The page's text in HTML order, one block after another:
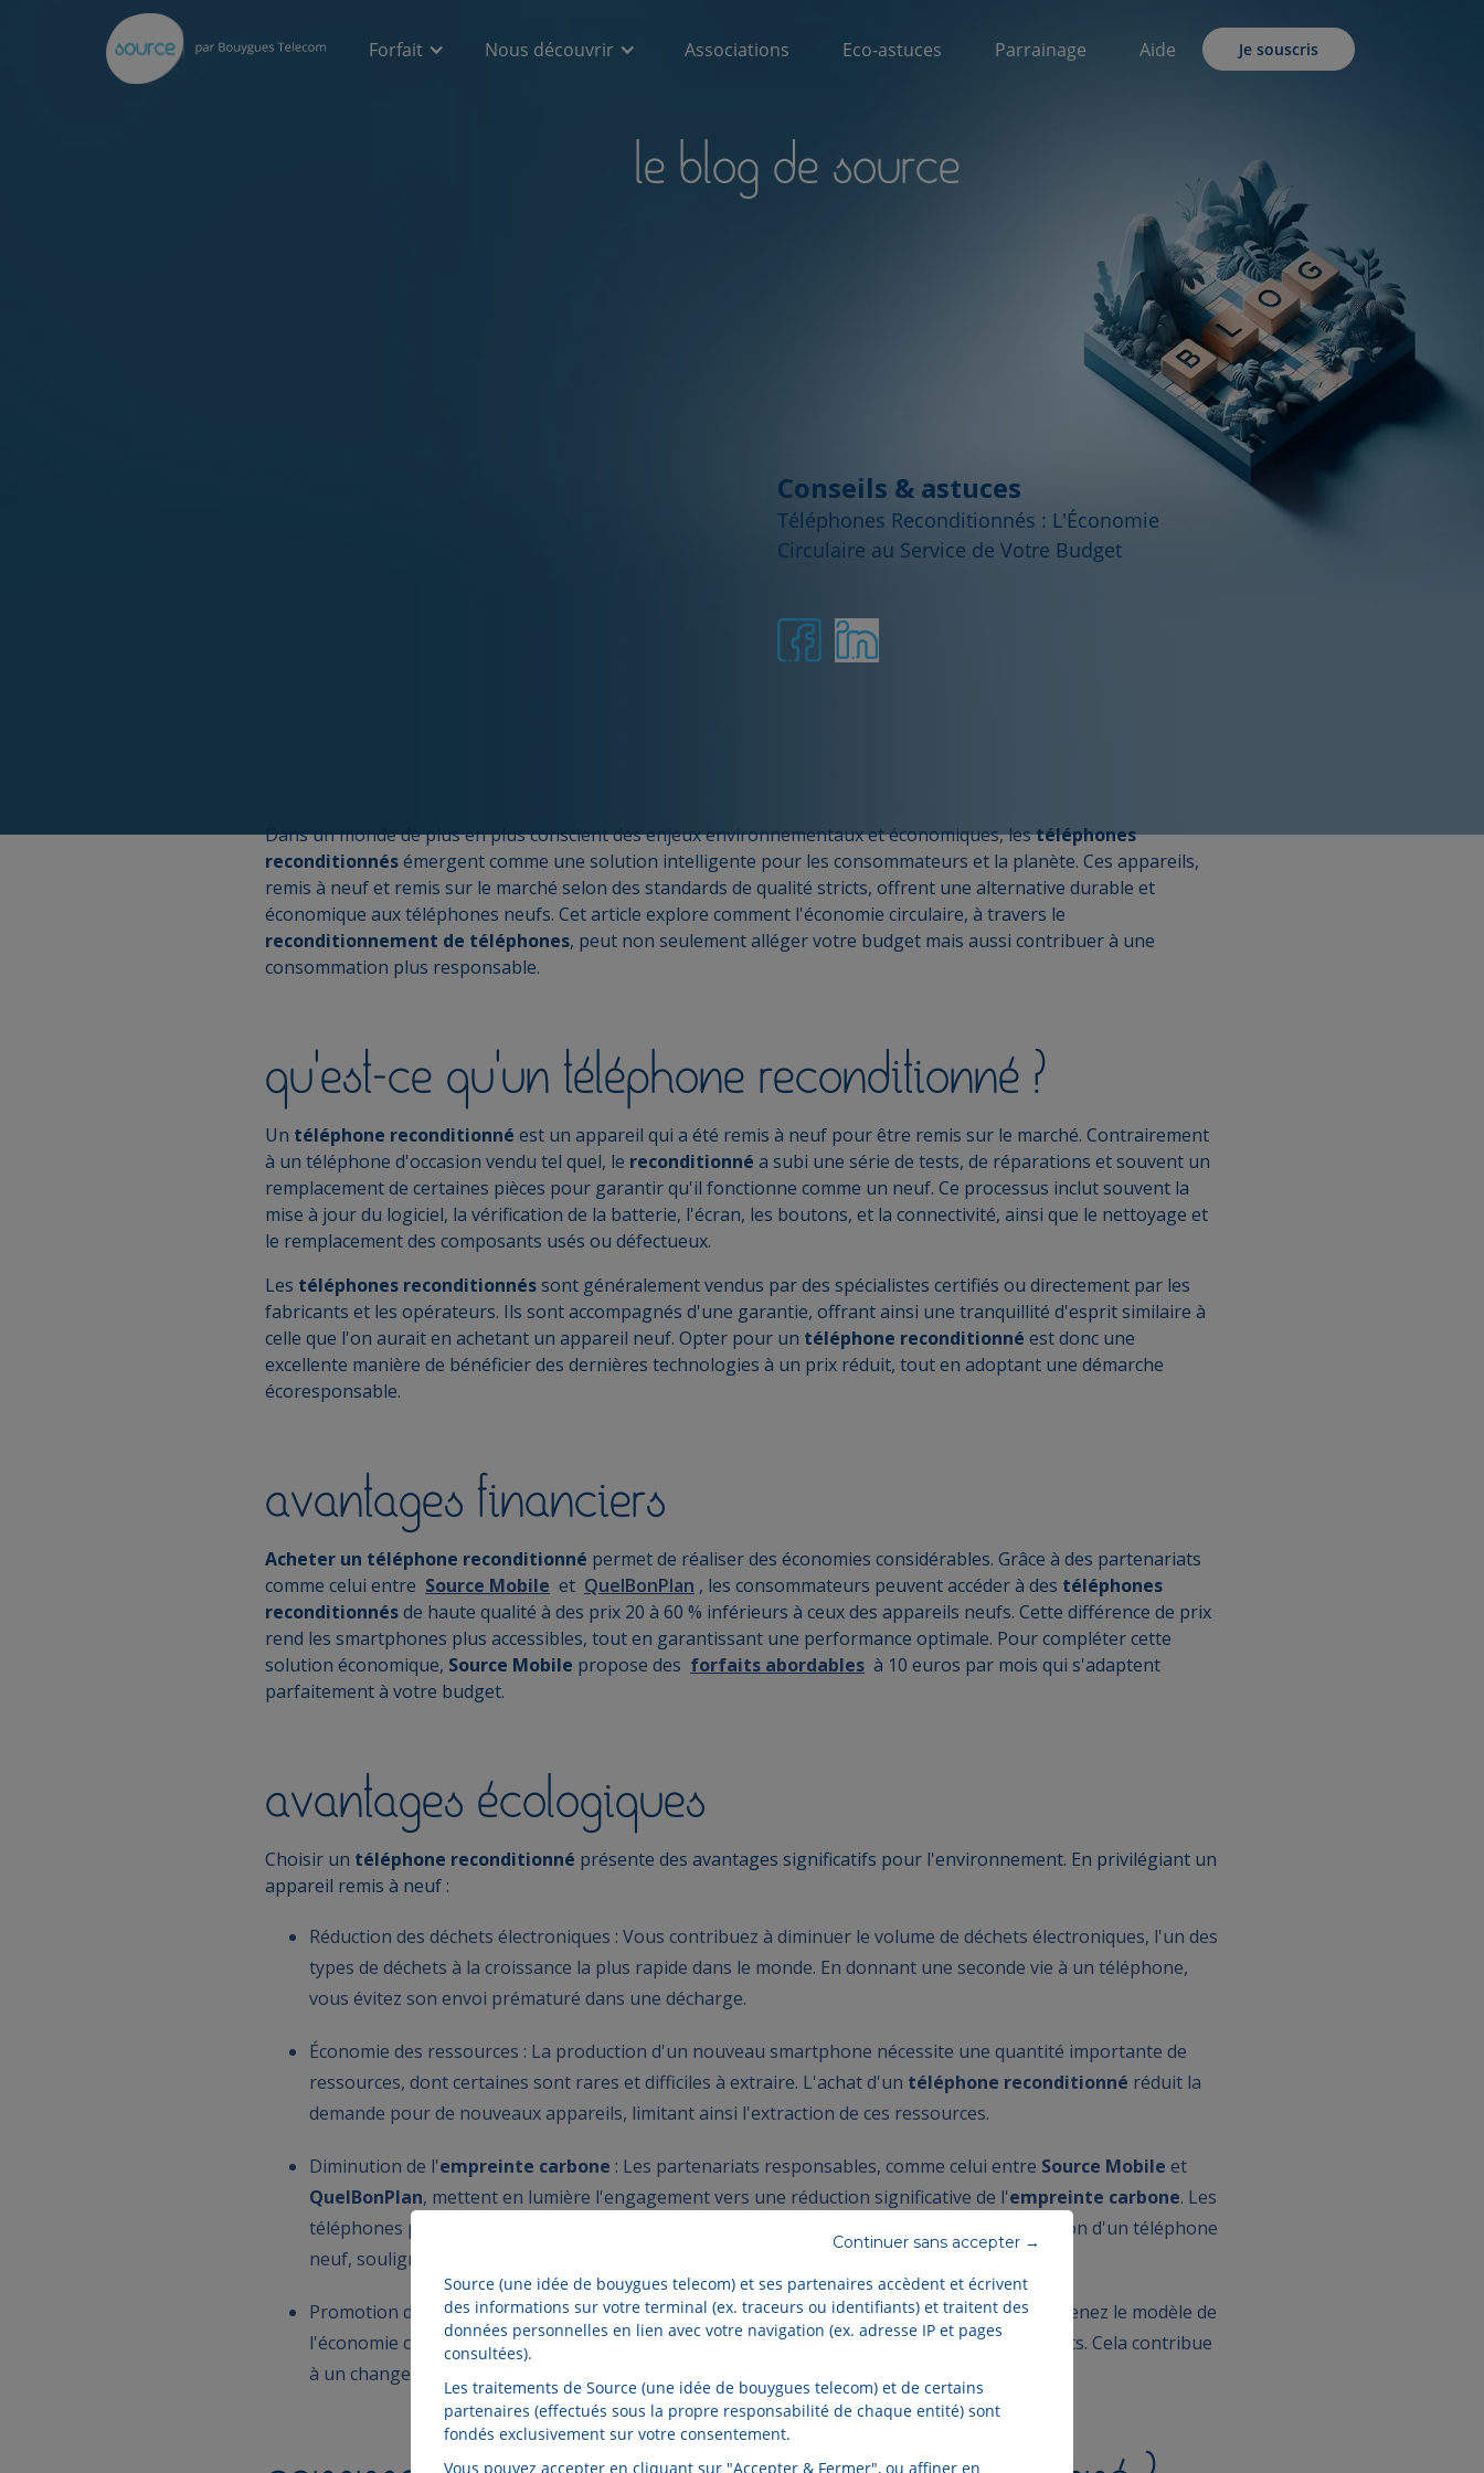
Forfait Nous découvrir Associations Eco-astuces Parrainage Aide Je souscris
le blog de source
Conseils & astuces
Téléphones Reconditionnés : L'Économie
Circulaire au Service de Votre Budget
Dans un monde de plus en plus conscient des enjeux environnementaux et économiques, lestéléphones
reconditionnésémergent comme une solution intelligente pour les consommateurs et la planète. Ces appareils,
remis à neuf et remis sur le marché selon des standards de qualité stricts, offrent une alternative durable et
économique aux téléphones neufs. Cet article explore comment l'économie circulaire, à travers le
reconditionnement de téléphones, peut non seulement alléger votre budget mais aussi contribuer à une
consommation plus responsable.
qu'est-ce qu'un téléphone reconditionné ?
Un téléphone reconditionné est un appareil qui a été remis à neuf pour être remis sur le marché. Contrairement
à un téléphone d'occasion vendu tel quel, le reconditionné a subi une série de tests, de réparations et souvent un
remplacement de certaines pièces pour garantir qu'il fonctionne comme un neuf. Ce processus inclut souvent la
mise à jour du logiciel, la vérification de la batterie, l'écran, les boutons, et la connectivité, ainsi que le nettoyage et
le remplacement des composants usés ou défectueux.
Les téléphones reconditionnéssont généralement vendus par des spécialistes certifiés ou directement par les
fabricants et les opérateurs. Ils sont accompagnés d'une garantie, offrant ainsi une tranquillité d'esprit similaire à
celle que l'on aurait en achetant un appareil neuf. Opter pour un téléphone reconditionné est donc une
excellente manière de bénéficier des dernières technologies à un prix réduit, tout en adoptant une démarche
écoresponsable.
avantages financiers
Acheter un téléphone reconditionné permet de réaliser des économies considérables. Grâce à des partenariats
comme celui entre Source Mobile et QuelBonPlan , les consommateurs peuvent accéder à des téléphones
reconditionnésde haute qualité à des prix 20 à 60 % inférieurs à ceux des appareils neufs. Cette différence de prix
rend les smartphones plus accessibles, tout en garantissant une performance optimale. Pour compléter cette
solution économique, Source Mobile propose des forfaits abordables à 10 euros par mois qui s'adaptent
parfaitement à votre budget.
avantages écologiques
Choisir un téléphone reconditionné présente des avantages significatifs pour l'environnement. En privilégiant un
appareil remis à neuf :
Réduction des déchets électroniques : Vous contribuez à diminuer le volume de déchets électroniques, l'un des
types de déchets à la croissance la plus rapide dans le monde. En donnant une seconde vie à un téléphone,
vous évitez son envoi prématuré dans une décharge.
Économie des ressources : La production d'un nouveau smartphone nécessite une quantité importante de
ressources, dont certaines sont rares et difficiles à extraire. L'achat d'un téléphone reconditionné réduit la
demande pour de nouveaux appareils, limitant ainsi l'extraction de ces ressources.
Diminution de l'empreinte carbone : Les partenariats responsables, comme celui entre Source Mobile et
QuelBonPlan, mettent en lumière l'engagement vers une réduction significative de l'empreinte carbone. Les
téléphones proposés par QuelBonPlan sont jusqu'à 10 fois moins polluants que la production d'un téléphone
neuf, soulignant l'impact positif d'une telle démarche sur l'environnement.
Promotion de l'économie circulaire : En choisissant untéléphone reconditionné, vous soutenez le modèle de
l'économie circulaire, qui privilégie l'utilisation prolongée des produits et minimise les déchets. Cela contribue
à un changement vers des modes de consommation plus durables.
Source (une idée de bouygues telecom) et ses partenaires accèdent et écrivent
des informations sur votre terminal (ex. traceurs ou identifiants) et traitent des
données personnelles en lien avec votre navigation (ex. adresse IP et pages
consultées).
Les traitements de Source (une idée de bouygues telecom) et de certains
partenaires (effectués sous la propre responsabilité de chaque entité) sont
fondés exclusivement sur votre consentement.
Vous pouvez accepter en cliquant sur "Accepter & Fermer", ou affiner en
Continuer sans accepter →